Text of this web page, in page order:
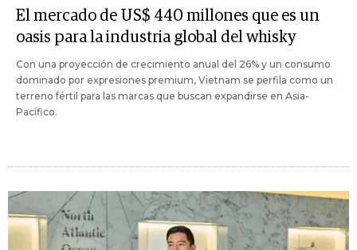
El mercado de US$ 440 millones que es un
oasis para la industria global del whisky
Con una proyección de crecimiento anual del 26% y un consumo
dominado por expresiones premium, Vietnam se perfila como un
terreno fértil para las marcas que buscan expandirse en Asia-
Pacífico.